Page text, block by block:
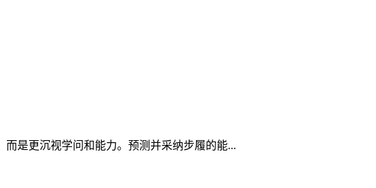
而是更沉视学问和能力。预测并采纳步履的能...